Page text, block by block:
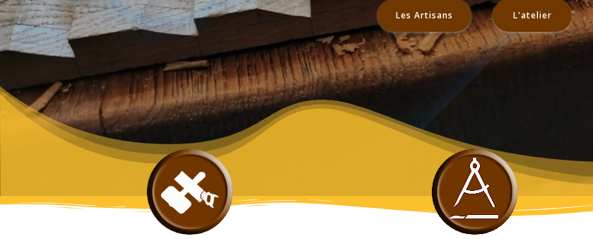
Les Artisans L'atelier